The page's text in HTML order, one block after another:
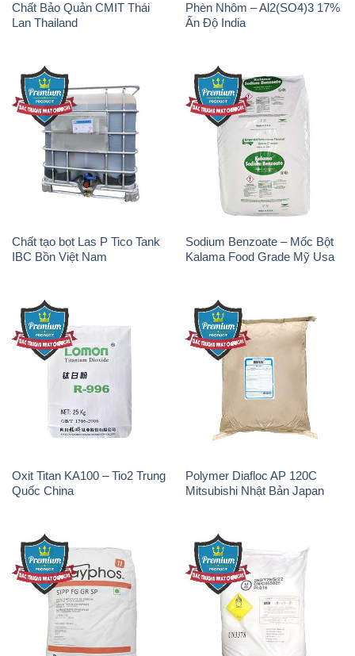
Chất Bảo Quản CMIT Thái
Lan Thailand
Phèn Nhôm – Al2(SO4)3 17%
Ấn Độ India
Chất tạo bọt Las P Tico Tank
IBC Bồn Việt Nam
Sodium Benzoate – Mốc Bột
Kalama Food Grade Mỹ Usa
Oxit Titan KA100 – Tio2 Trung
Quốc China
Polymer Diafloc AP 120C
Mitsubishi Nhật Bản Japan